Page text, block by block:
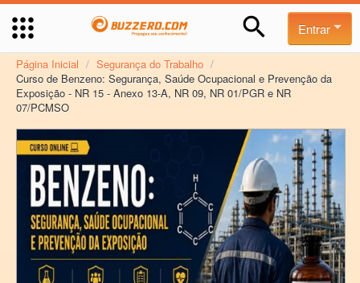
Entrar
Página Inicial / Segurança do Trabalho /
Curso de Benzeno: Segurança, Saúde Ocupacional e Prevenção da
Exposição - NR 15 - Anexo 13-A, NR 09, NR 01/PGR e NR
07/PCMSO